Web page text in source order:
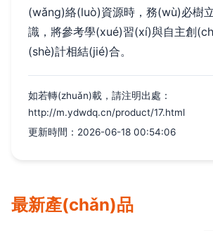
(wǎng)絡(luò)資源時，務(wù)必樹
識，將參考學(xué)習(xí)與自主創
(shè)計相結(jié)合。
如若轉(zhuǎn)載，請注明出處：
http://m.ydwdq.cn/product/17.html
更新時間：2026-06-18 00:54:06
最新產(chǎn)品